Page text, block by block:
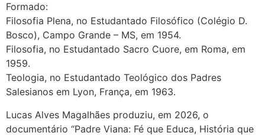
Formado:
Filosofia Plena, no Estudantado Filosófico (Colégio D.
Bosco), Campo Grande – MS, em 1954.
Filosofia, no Estudantado Sacro Cuore, em Roma, em
1959.
Teologia, no Estudantado Teológico dos Padres
Salesianos em Lyon, França, em 1963.
Lucas Alves Magalhães produziu, em 2026, o
documentário “Padre Viana: Fé que Educa, História que